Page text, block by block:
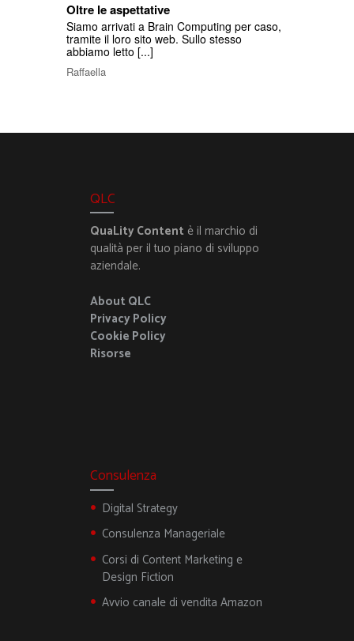
Oltre le aspettative
Siamo arrivati a Brain Computing per caso,
tramite il loro sito web. Sullo stesso
abbiamo letto [...]
Raffaella
QLC
QuaLity Content è il marchio di
qualità per il tuo piano di sviluppo
aziendale.
About QLC
Privacy Policy
Cookie Policy
Risorse
Consulenza
Digital Strategy
Consulenza Manageriale
Corsi di Content Marketing e
Design Fiction
Avvio canale di vendita Amazon